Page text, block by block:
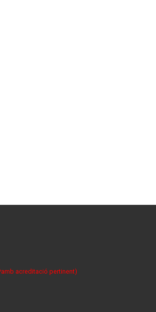
acreditació pertinent)